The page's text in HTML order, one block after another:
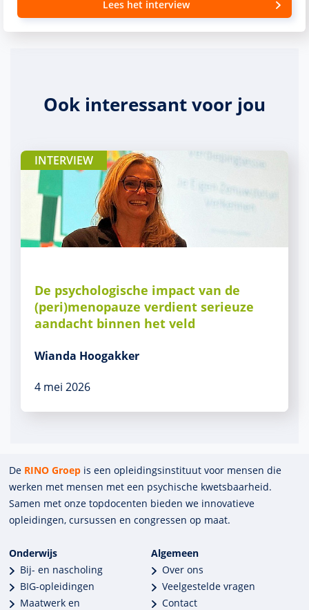
Lees het interview
Ook interessant voor jou
INTERVIEW
De psychologische impact van de
(peri)menopauze verdient serieuze
aandacht binnen het veld
Wianda Hoogakker
4 mei 2026
De RINO Groep is een opleidings­insti­tuut voor mensen die
werken met mensen met een psychische kwets­baar­heid.
Samen met onze top­docenten bieden we innova­tieve
opleidingen, cursussen en congres­sen op maat.
Onderwijs
Bij- en nascholing
BIG-opleidingen
Maatwerk en
Algemeen
Over ons
Veelgestelde vragen
Contact